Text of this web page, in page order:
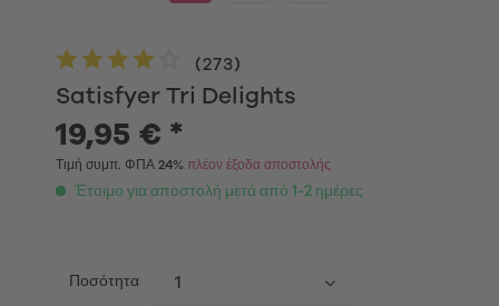
Satisfyer Tri Delights
(273)
19,95 € *
Τιμή συμπ. ΦΠΑ 24% πλέον έξοδα αποστολής
Έτοιμο για αποστολή μετά από 1-2 ημέρες
Ποσότητα